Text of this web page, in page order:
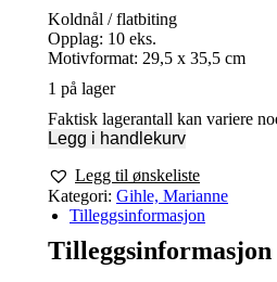
Koldnål / flatbiting
Opplag: 10 eks.
Motivformat: 29,5 x 35,5 cm
1 på lager
Faktisk lagerantall kan variere
Legg i handlekurv
Legg til ønskeliste
Kategori: Gihle, Marianne
Tilleggsinformasjon
Tilleggsinformasjon